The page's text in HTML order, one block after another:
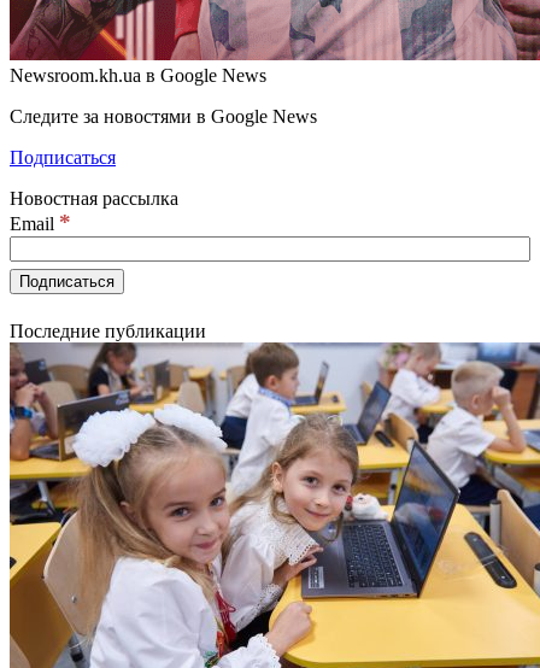
Newsroom.kh.ua в Google News
Следите за новостями в Google News
Подписаться
Новостная рассылка
Email *
Последние публикации